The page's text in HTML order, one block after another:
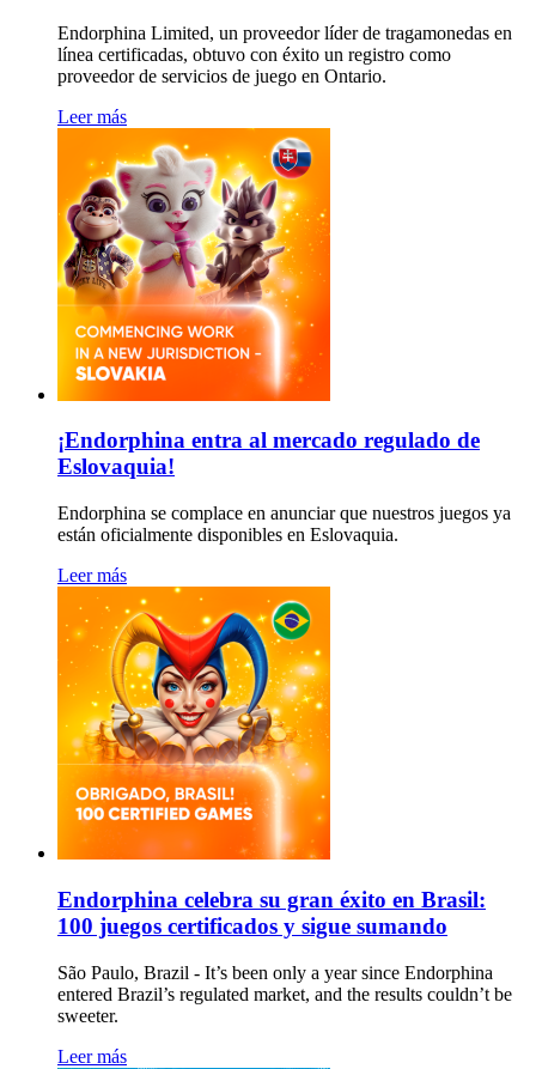
Endorphina Limited, un proveedor líder de tragamonedas en
línea certificadas, obtuvo con éxito un registro como
proveedor de servicios de juego en Ontario.
Leer más
¡Endorphina entra al mercado regulado de
Eslovaquia!
Endorphina se complace en anunciar que nuestros juegos ya
están oficialmente disponibles en Eslovaquia.
Leer más
Endorphina celebra su gran éxito en Brasil:
100 juegos certificados y sigue sumando
São Paulo, Brazil - It’s been only a year since Endorphina
entered Brazil’s regulated market, and the results couldn’t be
sweeter.
Leer más